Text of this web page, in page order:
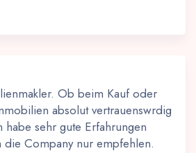
Ob beim Kauf oder
absolut vertrauenswrdig
habe sehr gute Erfahrungen
die Company nur empfehlen.